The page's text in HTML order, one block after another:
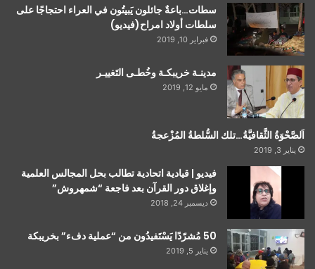
سطات…باعةٌ جائلون يَبيتُون في العراء احتجاجًا على
سلطات أولاد امراح(فيديو)
فبراير 10, 2019
مدينـة خريبكـة وخُطـى التَغييـر
مايو 12, 2019
اَلصَّحْوَةُ الثَّقافيَّةُ…تلك السُّلطةُ المُزْعجةُ
يناير 3, 2019
فيديو | قيادية اتحادية تطالب بحل المجالس العلمية
وإغلاق دور القرآن بعد فاجعة “شمهروش”
ديسمبر 24, 2018
50 مُشرّدًا يَسْتَفيدُون من “عملية دفء” بخريبكة
يناير 5, 2019